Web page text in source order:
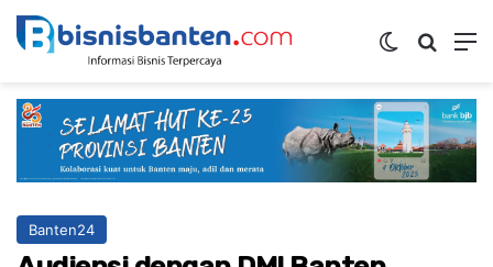
Switch skin
Banten24